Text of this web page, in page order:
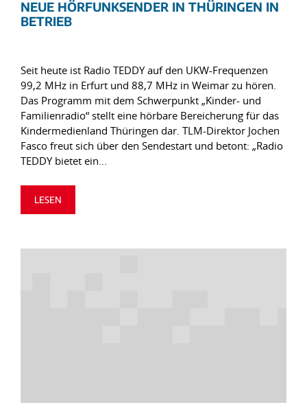
NEUE HÖRFUNKSENDER IN THÜRINGEN IN
BETRIEB
Seit heute ist Radio TEDDY auf den UKW-Frequenzen
99,2 MHz in Erfurt und 88,7 MHz in Weimar zu hören.
Das Programm mit dem Schwerpunkt „Kinder- und
Familienradio“ stellt eine hörbare Bereicherung für das
Kindermedienland Thüringen dar. TLM-Direktor Jochen
Fasco freut sich über den Sendestart und betont: „Radio
TEDDY bietet ein...
LESEN